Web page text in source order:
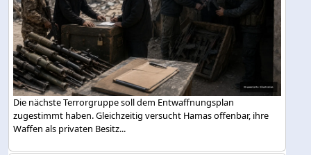
Die nächste Terrorgruppe soll dem Entwaffnungsplan
zugestimmt haben. Gleichzeitig versucht Hamas offenbar, ihre
Waffen als privaten Besitz...